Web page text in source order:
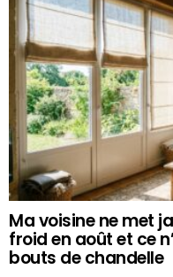
Ma voisine ne met
froid en août et ce
bouts de chandelle